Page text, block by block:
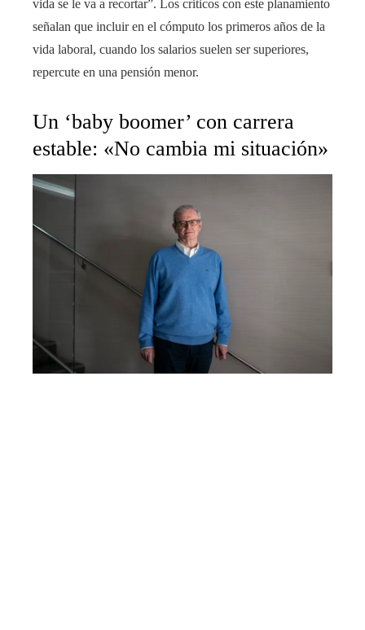
vida se le va a recortar”. Los criticos con este planamiento
señalan que incluir en el cómputo los primeros años de la
vida laboral, cuando los salarios suelen ser superiores,
repercute en una pensión menor.
Un ‘baby boomer’ con carrera
estable: «No cambia mi situación»